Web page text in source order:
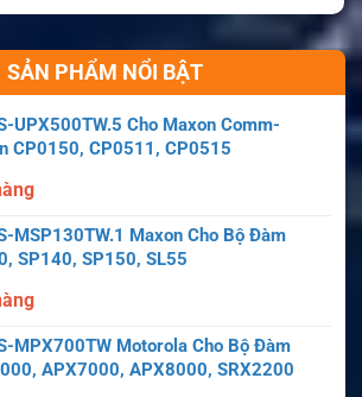
SẢN PHẨM NỔI BẬT
UPX500TW.5 Cho Maxon Comm-
CP0150, CP0511, CP0515
MSP130TW.1 Maxon Cho Bộ Đàm
SP140, SP150, SL55
MPX700TW Motorola Cho Bộ Đàm
APX7000, APX8000, SRX2200